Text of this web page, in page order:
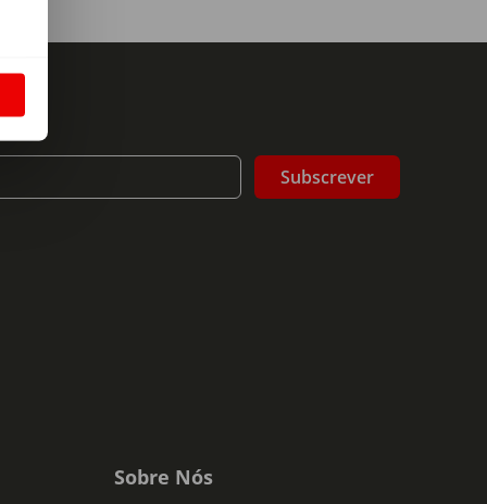
Subscrever
Sobre Nós